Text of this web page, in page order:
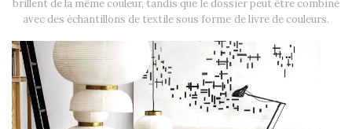
brillent de la même couleur, tandis que le dossier peut être combiné
avec des échantillons de textile sous forme de livre de couleurs.